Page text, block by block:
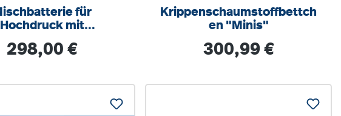
für
Hochdruck mit
verchromt
Regulärer Preis:
298,00 €
Krippenschaumstoffbettch
en "Minis"
Regulärer Preis:
300,99 €